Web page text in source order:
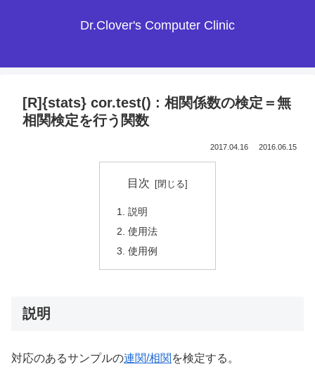
Dr.Clover's Computer Clinic
[R]{stats} cor.test() : 相関係数の検定＝無
相関検定を行う関数
2017.04.16 2016.06.15
目次
説明
使用法
使用例
説明
対応のあるサンプルの連関/相関 を検定する。